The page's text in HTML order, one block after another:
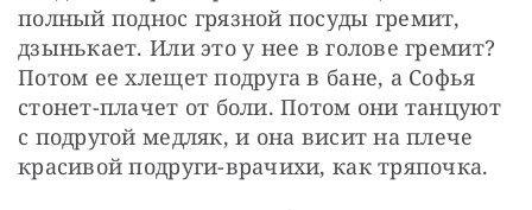
полный поднос грязной посуды гремит,
дзынькает. Или это у нее в голове гремит?
Потом ее хлещет подруга в бане, а Софья
стонет-плачет от боли. Потом они танцуют
с подругой медляк, и она висит на плече
красивой подруги-врачихи, как тряпочка.